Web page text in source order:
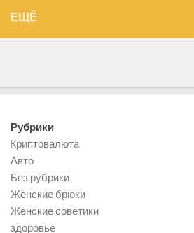
ЕЩЁ
Рубрики
Kриптовалюта
Авто
Без рубрики
Женские брюки
Женские советики
здоровье